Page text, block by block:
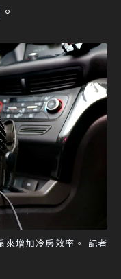
來增加冷房效率。 記者